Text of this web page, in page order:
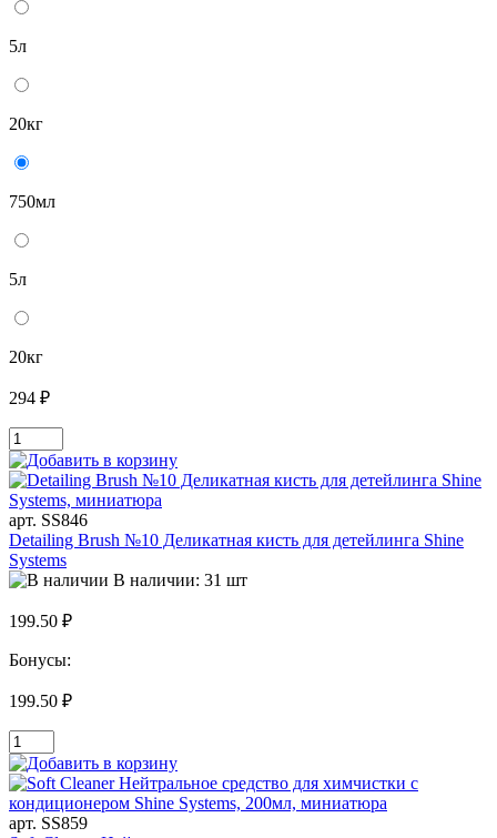
5л
20кг
750мл
5л
20кг
294 ₽
арт. SS846
Detailing Brush №10 Деликатная кисть для детейлинга Shine
Systems
В наличии: 31 шт
199.50 ₽
Бонусы:
199.50 ₽
арт. SS859